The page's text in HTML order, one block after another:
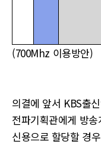
(700Mhz 이용방안)
의결에 앞서 KBS출
전파기획관에게 방
신용으로 할당할 경